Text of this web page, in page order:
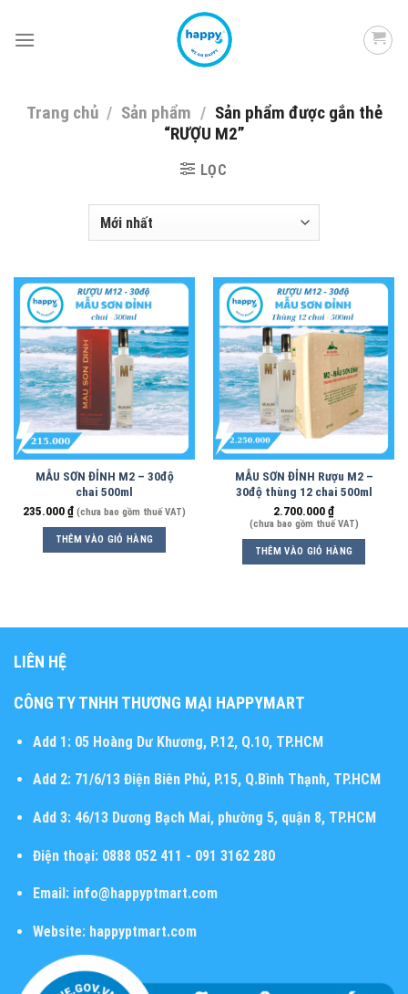
Trang chủ / Sản phẩm / Sản phẩm được gắn thẻ
“RƯỢU M2”
LỌC
MẪU SƠN ĐỈNH M2 – 30độ
chai 500ml
235.000₫ (chưa bao gồm thuế VAT)
THÊM VÀO GIỎ HÀNG
MẪU SƠN ĐỈNH Rượu M2 –
30độ thùng 12 chai 500ml
2.700.000₫
(chưa bao gồm thuế VAT)
THÊM VÀO GIỎ HÀNG
LIÊN HỆ
CÔNG TY TNHH THƯƠNG MẠI HAPPYMART
Add 1:05 Hoàng Dư Khương, P.12, Q.10, TP.HCM
Add 2:71/6/13 Điện Biên Phủ, P.15, Q.Bình Thạnh, TP.HCM
Add 3:46/13 Dương Bạch Mai, phường 5, quận 8, TP.HCM
Điện thoại:0888 052 411 - 091 3162 280
Email:info@happyptmart.com
Website: happyptmart.com